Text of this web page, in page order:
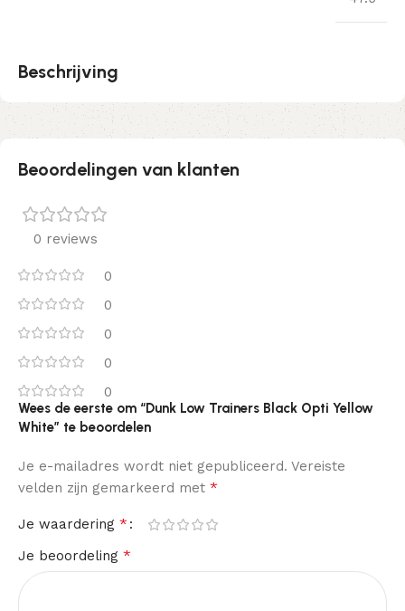
Beschrijving
Beoordelingen van klanten
0 reviews
0
0
0
0
0
Wees de eerste om “Dunk Low Trainers Black Opti Yellow
White” te beoordelen
Je e-mailadres wordt niet gepubliceerd. Vereiste
velden zijn gemarkeerd met *
Je waardering *
Je beoordeling *